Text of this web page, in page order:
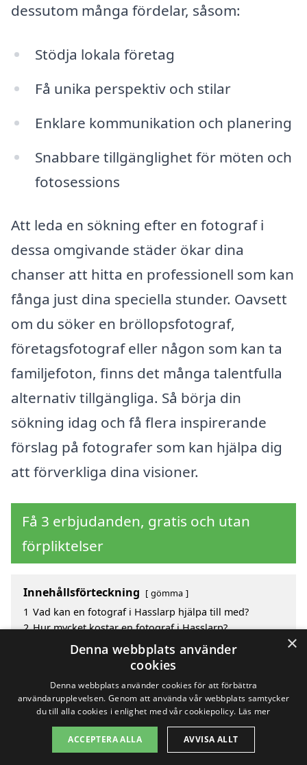
dessutom många fördelar, såsom:
Stödja lokala företag
Få unika perspektiv och stilar
Enklare kommunikation och planering
Snabbare tillgänglighet för möten och
fotosessions
Att leda en sökning efter en fotograf i
dessa omgivande städer ökar dina
chanser att hitta en professionell som kan
fånga just dina speciella stunder. Oavsett
om du söker en bröllopsfotograf,
företagsfotograf eller någon som kan ta
familjefoton, finns det många talentfulla
alternativ tillgängliga. Så börja din
sökning idag och få flera inspirerande
förslag på fotografer som kan hjälpa dig
att förverkliga dina visioner.
Få 3 erbjudanden, gratis och utan
förpliktelser
Innehållsförteckning gömma
1 Vad kan en fotograf i Hasslarp hjälpa till med?
2 Hur mycket kostar en fotograf i Hasslarp?
Fördelar med att välja fotograf i Hasslarp
Sök efter en skicklig fotograf i de omgivande
Copyright 2026 - Pilanto Aps
×
Denna webbplats använder
cookies
Denna webbplats använder cookies för att förbättra
användarupplevelsen. Genom att använda vår webbplats samtycker
du till alla cookies i enlighet med vår cookiepolicy. Läs mer
ACCEPTERA ALLA AVVISA ALLT